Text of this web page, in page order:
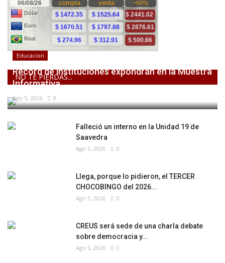
NO TE PIERDAS...
Educacion
Récord de instituciones expondrán en la Muestra
Informativa...
Ago 5, 2026 0
Falleció un interno en la Unidad 19 de
Saavedra
Ago 5, 2026 0
Llega, porque lo pidieron, el TERCER
CHOCOBINGO del 2026...
Ago 5, 2026 0
CREUS será sede de una charla debate
sobre democracia y...
Ago 5, 2026 0